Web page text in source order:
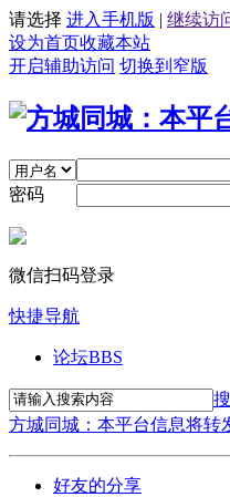
请选择 进入手机版 | 继续访
设为首页收藏本站
开启辅助访问 切换到窄版
密码
微信扫码登录
快捷导航
论坛BBS
方城同城：本平台信息将
好友的分享